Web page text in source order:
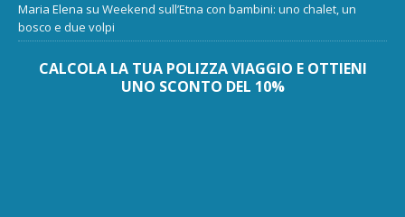
Maria Elena su Weekend sull’Etna con bambini: uno chalet, un
bosco e due volpi
CALCOLA LA TUA POLIZZA VIAGGIO E OTTIENI
UNO SCONTO DEL 10%